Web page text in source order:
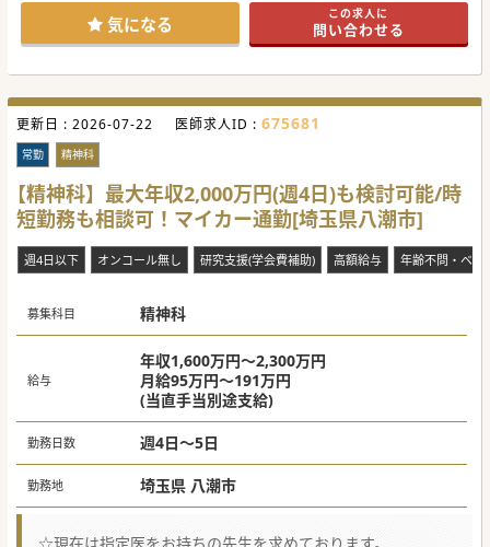
#秋入職可気になる この求人に
問い合わせる
更新日 : 2026-07-22 医師求人ID : 675681
常勤 精神科
【精神科】最大年収2,000万円(週4日)も検討可能/時
短勤務も相談可！マイカー通勤[埼玉県八潮市]
週4日以下 オンコール無し 研究支援(学会費補助) 高額給与 年齢不問・ベテ
募集科目 精神科
給与
年収1,600万円～2,300万円
月給95万円～191万円
(当直手当別途支給)
勤務日数 週4日～5日
勤務地 埼玉県 八潮市